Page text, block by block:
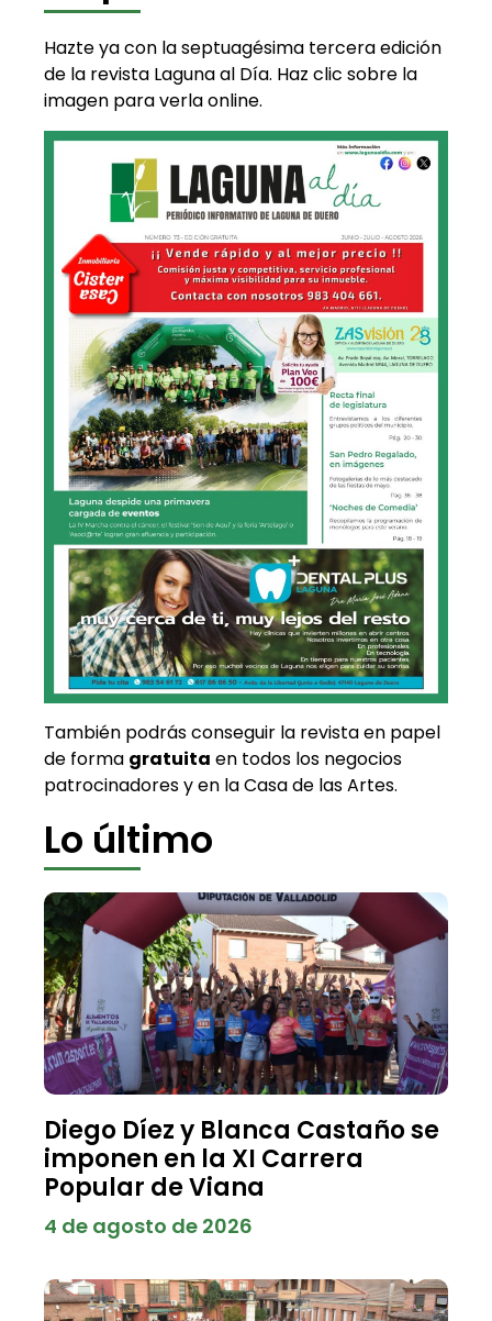
Hazte ya con la septuagésima tercera edición
de la revista Laguna al Día. Haz clic sobre la
imagen para verla online.
También podrás conseguir la revista en papel
de forma gratuita en todos los negocios
patrocinadores y en la Casa de las Artes.
Lo último
Diego Díez y Blanca Castaño se
imponen en la XI Carrera
Popular de Viana
4 de agosto de 2026